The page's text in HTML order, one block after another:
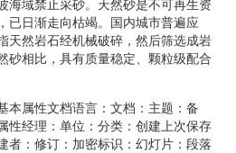
海域禁止采砂。天然砂是不可再生资
已日渐走向枯竭。国内城市普遍应
天然岩石经机械破碎，然后筛选成岩
砂相比，具有质量稳定、颗粒级配合
本属性文档语言：文档：主题：备
性经理：单位：分类：创建上次保存
者：修订：加密标识：幻灯片：段落